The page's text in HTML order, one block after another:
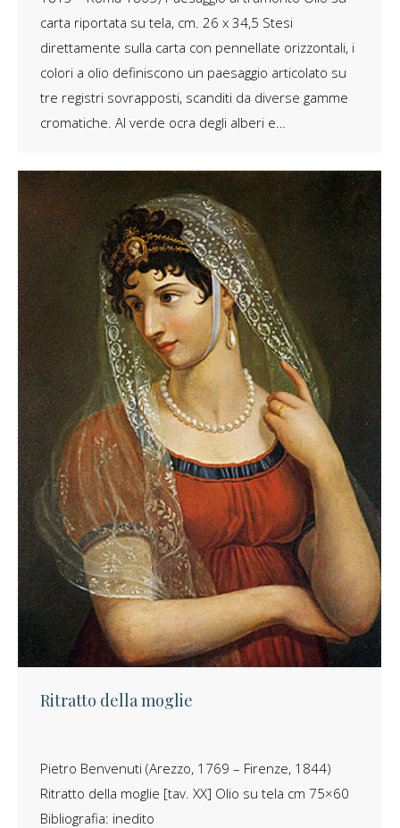
carta riportata su tela, cm. 26 x 34,5 Stesi
direttamente sulla carta con pennellate orizzontali, i
colori a olio definiscono un paesaggio articolato su
tre registri sovrapposti, scanditi da diverse gamme
cromatiche. Al verde ocra degli alberi e…
Ritratto della moglie
Pietro Benvenuti (Arezzo, 1769 – Firenze, 1844)
Ritratto della moglie [tav. XX] Olio su tela cm 75×60
Bibliografia: inedito